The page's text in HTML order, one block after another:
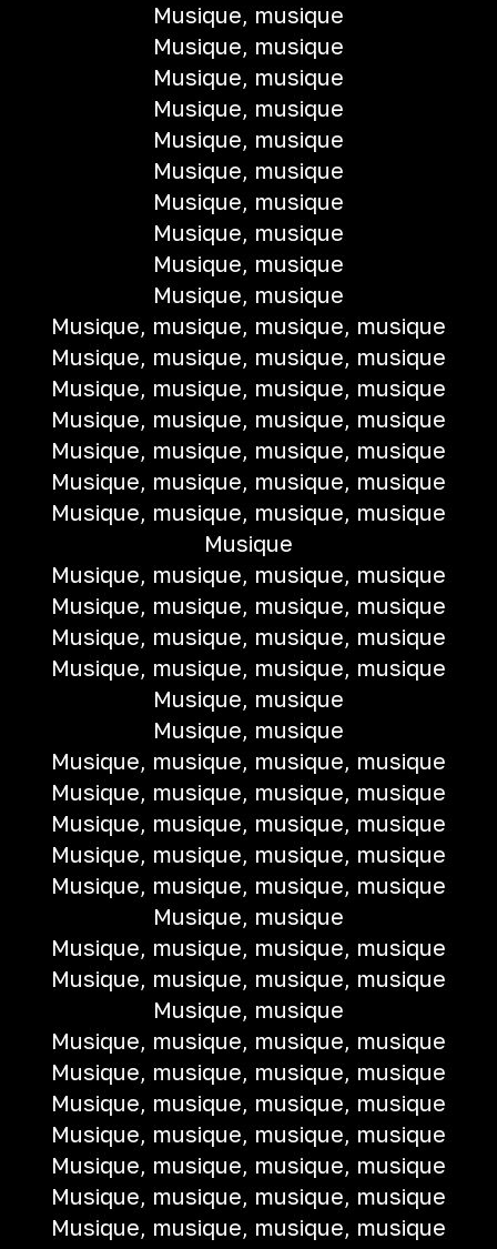
Musique, musique
Musique, musique
Musique, musique
Musique, musique
Musique, musique
Musique, musique
Musique, musique
Musique, musique
Musique, musique
Musique, musique
Musique, musique, musique, musique
Musique, musique, musique, musique
Musique, musique, musique, musique
Musique, musique, musique, musique
Musique, musique, musique, musique
Musique, musique, musique, musique
Musique, musique, musique, musique
Musique
Musique, musique, musique, musique
Musique, musique, musique, musique
Musique, musique, musique, musique
Musique, musique, musique, musique
Musique, musique
Musique, musique
Musique, musique, musique, musique
Musique, musique, musique, musique
Musique, musique, musique, musique
Musique, musique, musique, musique
Musique, musique, musique, musique
Musique, musique
Musique, musique, musique, musique
Musique, musique, musique, musique
Musique, musique
Musique, musique, musique, musique
Musique, musique, musique, musique
Musique, musique, musique, musique
Musique, musique, musique, musique
Musique, musique, musique, musique
Musique, musique, musique, musique
Musique, musique, musique, musique